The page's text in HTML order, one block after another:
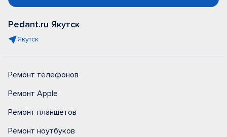
Pedant.ru Якутск
Якутск
Ремонт телефонов
Ремонт Apple
Ремонт планшетов
Ремонт ноутбуков